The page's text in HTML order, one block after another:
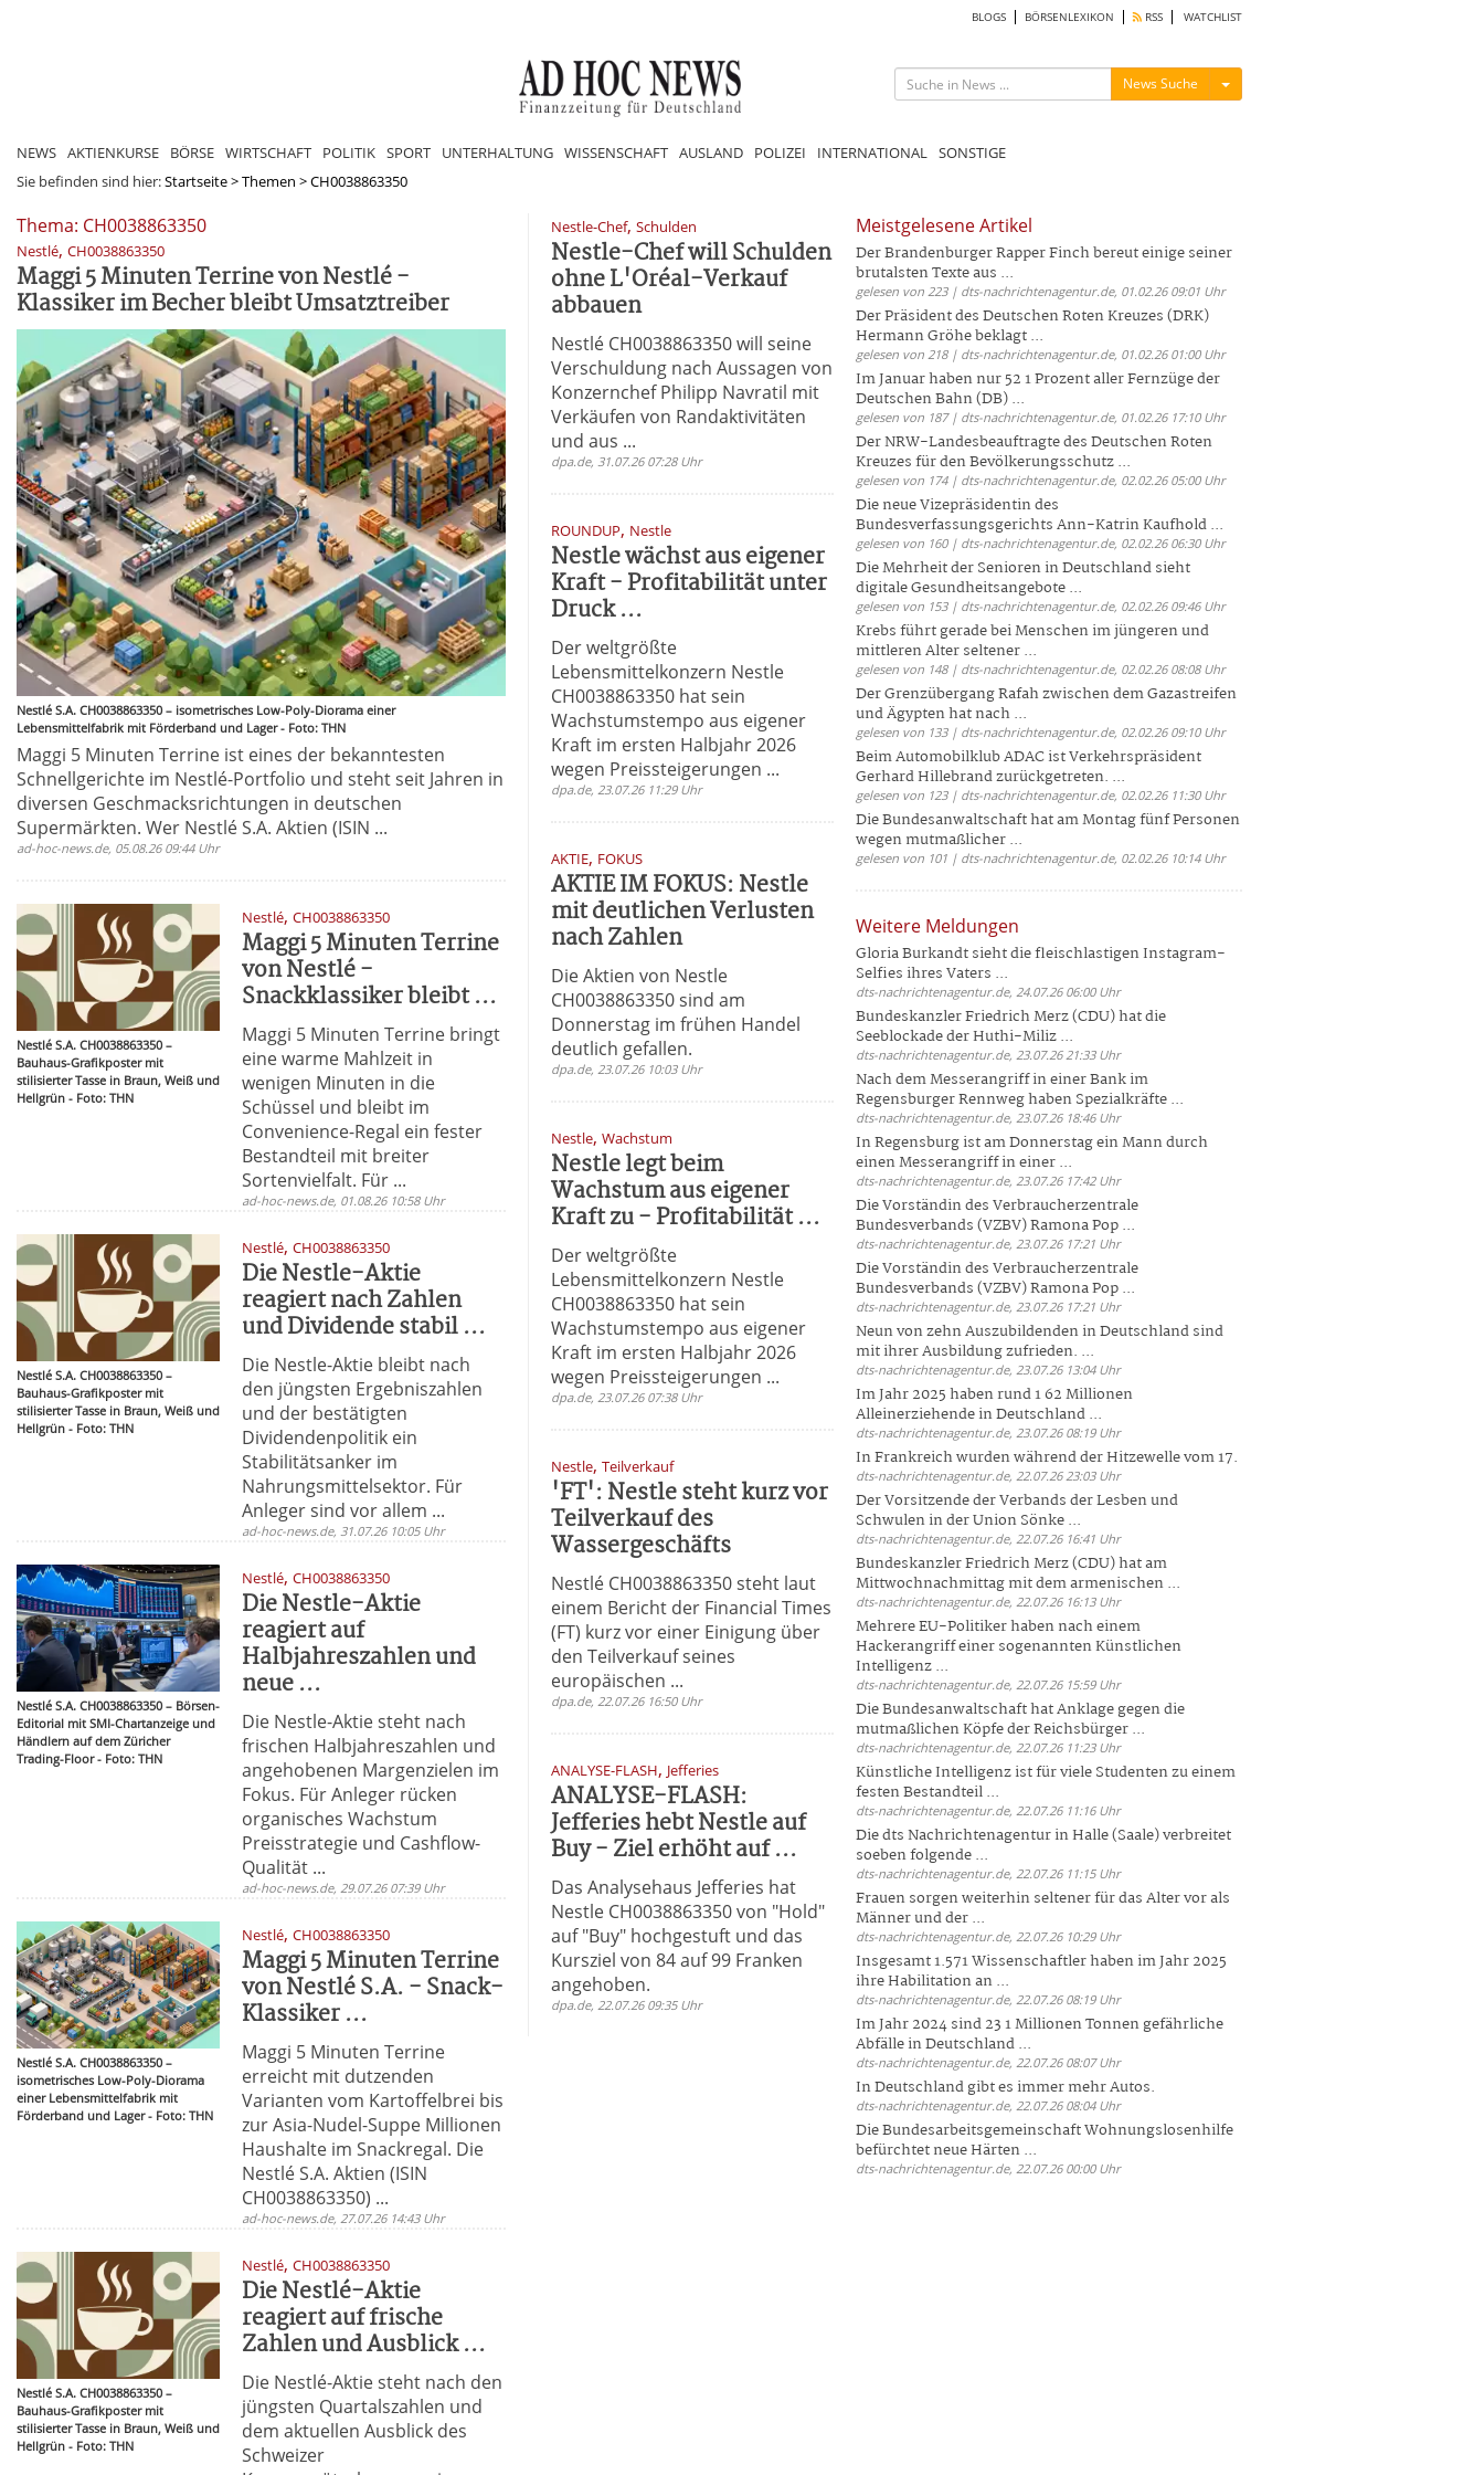
BLOGS BÖRSENLEXIKON RSS WATCHLIST
News Suche Menü ein-/ausblenden
NEWS AKTIENKURSE BÖRSE WIRTSCHAFT POLITIK SPORT UNTERHALTUNG WISSENSCHAFT AUSLAND POLIZEI INTERNATIONAL SONSTIGE
Sie befinden sind hier:Startseite>Themen >CH0038863350
Thema: CH0038863350
Nestlé, CH0038863350
Maggi 5 Minuten Terrine von Nestlé -
Klassiker im Becher bleibt Umsatztreiber
Nestlé S.A. CH0038863350 – isometrisches Low-Poly-Diorama einer
Lebensmittelfabrik mit Förderband und Lager - Foto: THN
Maggi 5 Minuten Terrine ist eines der bekanntesten
Schnellgerichte im Nestlé-Portfolio und steht seit Jahren in
diversen Geschmacksrichtungen in deutschen
Supermärkten. Wer Nestlé S.A. Aktien (ISIN ...
ad-hoc-news.de, 05.08.26 09:44 Uhr
Nestlé S.A. CH0038863350 –
Bauhaus-Grafikposter mit
stilisierter Tasse in Braun, Weiß und
Hellgrün - Foto: THN
Nestlé,CH0038863350
Maggi 5 Minuten Terrine
von Nestlé -
Snackklassiker bleibt ...
Maggi 5 Minuten Terrine bringt
eine warme Mahlzeit in
wenigen Minuten in die
Schüssel und bleibt im
Convenience-Regal ein fester
Bestandteil mit breiter
Sortenvielfalt. Für ...
ad-hoc-news.de, 01.08.26 10:58 Uhr
Nestlé S.A. CH0038863350 –
Bauhaus-Grafikposter mit
stilisierter Tasse in Braun, Weiß und
Hellgrün - Foto: THN
Nestlé,CH0038863350
Die Nestle-Aktie
reagiert nach Zahlen
und Dividende stabil ...
Die Nestle-Aktie bleibt nach
den jüngsten Ergebniszahlen
und der bestätigten
Dividendenpolitik ein
Stabilitätsanker im
Nahrungsmittelsektor. Für
Anleger sind vor allem ...
ad-hoc-news.de, 31.07.26 10:05 Uhr
Nestlé S.A. CH0038863350 – Börsen-
Editorial mit SMI-Chartanzeige und
Händlern auf dem Züricher
Trading-Floor - Foto: THN
Nestlé,CH0038863350
Die Nestle-Aktie
reagiert auf
Halbjahreszahlen und
neue ...
Die Nestle-Aktie steht nach
frischen Halbjahreszahlen und
angehobenen Margenzielen im
Fokus. Für Anleger rücken
organisches Wachstum
Preisstrategie und Cashflow-
Qualität ...
ad-hoc-news.de, 29.07.26 07:39 Uhr
Nestlé S.A. CH0038863350 –
isometrisches Low-Poly-Diorama
einer Lebensmittelfabrik mit
Förderband und Lager - Foto: THN
Nestlé,CH0038863350
Maggi 5 Minuten Terrine
von Nestlé S.A. - Snack-
Klassiker ...
Maggi 5 Minuten Terrine
erreicht mit dutzenden
Varianten vom Kartoffelbrei bis
zur Asia-Nudel-Suppe Millionen
Haushalte im Snackregal. Die
Nestlé S.A. Aktien (ISIN
CH0038863350) ...
ad-hoc-news.de, 27.07.26 14:43 Uhr
Nestlé S.A. CH0038863350 –
Bauhaus-Grafikposter mit
stilisierter Tasse in Braun, Weiß und
Hellgrün - Foto: THN
Nestlé,CH0038863350
Die Nestlé-Aktie
reagiert auf frische
Zahlen und Ausblick ...
Die Nestlé-Aktie steht nach den
jüngsten Quartalszahlen und
dem aktuellen Ausblick des
Schweizer
Nestle-Chef, Schulden
Nestle-Chef will Schulden
ohne L'Oréal-Verkauf
abbauen
Nestlé CH0038863350 will seine
Verschuldung nach Aussagen von
Konzernchef Philipp Navratil mit
Verkäufen von Randaktivitäten
und aus ...
dpa.de, 31.07.26 07:28 Uhr
ROUNDUP, Nestle
Nestle wächst aus eigener
Kraft - Profitabilität unter
Druck ...
Der weltgrößte
Lebensmittelkonzern Nestle
CH0038863350 hat sein
Wachstumstempo aus eigener
Kraft im ersten Halbjahr 2026
wegen Preissteigerungen ...
dpa.de, 23.07.26 11:29 Uhr
AKTIE, FOKUS
AKTIE IM FOKUS: Nestle
mit deutlichen Verlusten
nach Zahlen
Die Aktien von Nestle
CH0038863350 sind am
Donnerstag im frühen Handel
deutlich gefallen.
dpa.de, 23.07.26 10:03 Uhr
Nestle, Wachstum
Nestle legt beim
Wachstum aus eigener
Kraft zu - Profitabilität ...
Der weltgrößte
Lebensmittelkonzern Nestle
CH0038863350 hat sein
Wachstumstempo aus eigener
Kraft im ersten Halbjahr 2026
wegen Preissteigerungen ...
dpa.de, 23.07.26 07:38 Uhr
Nestle, Teilverkauf
'FT': Nestle steht kurz vor
Teilverkauf des
Wassergeschäfts
Nestlé CH0038863350 steht laut
einem Bericht der Financial Times
(FT) kurz vor einer Einigung über
den Teilverkauf seines
europäischen ...
dpa.de, 22.07.26 16:50 Uhr
ANALYSE-FLASH, Jefferies
ANALYSE-FLASH:
Jefferies hebt Nestle auf
Buy - Ziel erhöht auf ...
Das Analysehaus Jefferies hat
Nestle CH0038863350 von "Hold"
auf "Buy" hochgestuft und das
Kursziel von 84 auf 99 Franken
angehoben.
dpa.de, 22.07.26 09:35 Uhr
Meistgelesene Artikel
Der Brandenburger Rapper Finch bereut einige seiner
brutalsten Texte aus ...
gelesen von 223 | dts-nachrichtenagentur.de, 01.02.26 09:01 Uhr
Der Präsident des Deutschen Roten Kreuzes (DRK)
Hermann Gröhe beklagt ...
gelesen von 218 | dts-nachrichtenagentur.de, 01.02.26 01:00 Uhr
Im Januar haben nur 52 1 Prozent aller Fernzüge der
Deutschen Bahn (DB) ...
gelesen von 187 | dts-nachrichtenagentur.de, 01.02.26 17:10 Uhr
Der NRW-Landesbeauftragte des Deutschen Roten
Kreuzes für den Bevölkerungsschutz ...
gelesen von 174 | dts-nachrichtenagentur.de, 02.02.26 05:00 Uhr
Die neue Vizepräsidentin des
Bundesverfassungsgerichts Ann-Katrin Kaufhold ...
gelesen von 160 | dts-nachrichtenagentur.de, 02.02.26 06:30 Uhr
Die Mehrheit der Senioren in Deutschland sieht
digitale Gesundheitsangebote ...
gelesen von 153 | dts-nachrichtenagentur.de, 02.02.26 09:46 Uhr
Krebs führt gerade bei Menschen im jüngeren und
mittleren Alter seltener ...
gelesen von 148 | dts-nachrichtenagentur.de, 02.02.26 08:08 Uhr
Der Grenzübergang Rafah zwischen dem Gazastreifen
und Ägypten hat nach ...
gelesen von 133 | dts-nachrichtenagentur.de, 02.02.26 09:10 Uhr
Beim Automobilklub ADAC ist Verkehrspräsident
Gerhard Hillebrand zurückgetreten. ...
gelesen von 123 | dts-nachrichtenagentur.de, 02.02.26 11:30 Uhr
Die Bundesanwaltschaft hat am Montag fünf Personen
wegen mutmaßlicher ...
gelesen von 101 | dts-nachrichtenagentur.de, 02.02.26 10:14 Uhr
Weitere Meldungen
Gloria Burkandt sieht die fleischlastigen Instagram-
Selfies ihres Vaters ...
dts-nachrichtenagentur.de, 24.07.26 06:00 Uhr
Bundeskanzler Friedrich Merz (CDU) hat die
Seeblockade der Huthi-Miliz ...
dts-nachrichtenagentur.de, 23.07.26 21:33 Uhr
Nach dem Messerangriff in einer Bank im
Regensburger Rennweg haben Spezialkräfte ...
dts-nachrichtenagentur.de, 23.07.26 18:46 Uhr
In Regensburg ist am Donnerstag ein Mann durch
einen Messerangriff in einer ...
dts-nachrichtenagentur.de, 23.07.26 17:42 Uhr
Die Vorständin des Verbraucherzentrale
Bundesverbands (VZBV) Ramona Pop ...
dts-nachrichtenagentur.de, 23.07.26 17:21 Uhr
Die Vorständin des Verbraucherzentrale
Bundesverbands (VZBV) Ramona Pop ...
dts-nachrichtenagentur.de, 23.07.26 17:21 Uhr
Neun von zehn Auszubildenden in Deutschland sind
mit ihrer Ausbildung zufrieden. ...
dts-nachrichtenagentur.de, 23.07.26 13:04 Uhr
Im Jahr 2025 haben rund 1 62 Millionen
Alleinerziehende in Deutschland ...
dts-nachrichtenagentur.de, 23.07.26 08:19 Uhr
In Frankreich wurden während der Hitzewelle vom 17.
dts-nachrichtenagentur.de, 22.07.26 23:03 Uhr
Der Vorsitzende der Verbands der Lesben und
Schwulen in der Union Sönke ...
dts-nachrichtenagentur.de, 22.07.26 16:41 Uhr
Bundeskanzler Friedrich Merz (CDU) hat am
Mittwochnachmittag mit dem armenischen ...
dts-nachrichtenagentur.de, 22.07.26 16:13 Uhr
Mehrere EU-Politiker haben nach einem
Hackerangriff einer sogenannten Künstlichen
Intelligenz ...
dts-nachrichtenagentur.de, 22.07.26 15:59 Uhr
Die Bundesanwaltschaft hat Anklage gegen die
mutmaßlichen Köpfe der Reichsbürger ...
dts-nachrichtenagentur.de, 22.07.26 11:23 Uhr
Künstliche Intelligenz ist für viele Studenten zu einem
festen Bestandteil ...
dts-nachrichtenagentur.de, 22.07.26 11:16 Uhr
Die dts Nachrichtenagentur in Halle (Saale) verbreitet
soeben folgende ...
dts-nachrichtenagentur.de, 22.07.26 11:15 Uhr
Frauen sorgen weiterhin seltener für das Alter vor als
Männer und der ...
dts-nachrichtenagentur.de, 22.07.26 10:29 Uhr
Insgesamt 1.571 Wissenschaftler haben im Jahr 2025
ihre Habilitation an ...
dts-nachrichtenagentur.de, 22.07.26 08:19 Uhr
Im Jahr 2024 sind 23 1 Millionen Tonnen gefährliche
Abfälle in Deutschland ...
dts-nachrichtenagentur.de, 22.07.26 08:07 Uhr
In Deutschland gibt es immer mehr Autos.
dts-nachrichtenagentur.de, 22.07.26 08:04 Uhr
Die Bundesarbeitsgemeinschaft Wohnungslosenhilfe
befürchtet neue Härten ...
dts-nachrichtenagentur.de, 22.07.26 00:00 Uhr